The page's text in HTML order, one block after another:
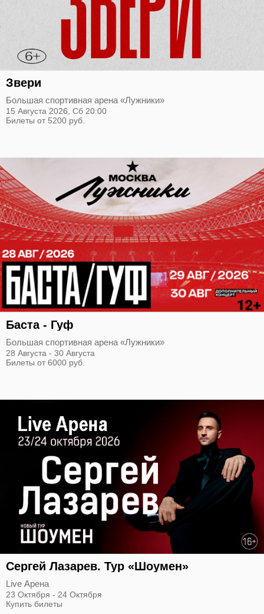
Звери
Большая спортивная арена «Лужники»
15 Августа 2026, Сб 20:00
Билеты от 5200 руб.
Баста - Гуф
Большая спортивная арена «Лужники»
28 Августа - 30 Августа
Билеты от 6000 руб.
Сергей Лазарев. Тур «Шоумен»
Live Арена
23 Октября - 24 Октября
Купить билеты